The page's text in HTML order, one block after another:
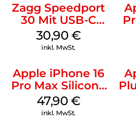
Zagg Speedport
30 Mit USB-C
Kabel Weiß
30,90 €
inkl. MwSt.
Apple iPhone 16
Pro Max Silicone
Case MagSafe
Black
47,90 €
inkl. MwSt.